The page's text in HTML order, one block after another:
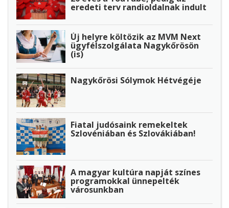
eredeti terv randioldalnak indult
Új helyre költözik az MVM Next
ügyfélszolgálata Nagykőrösön
(is)
Nagykőrösi Sólymok Hétvégéje
Fiatal judósaink remekeltek
Szlovéniában és Szlovákiában!
A magyar kultúra napját színes
programokkal ünnepelték
városunkban